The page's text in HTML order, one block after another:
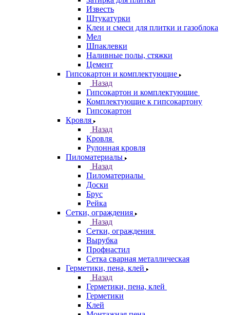
Известь
Штукатурки
Клеи и смеси для плитки и газоблока
Мел
Шпаклевки
Наливные полы, стяжки
Цемент
Гипсокартон и комплектующие
Назад
Гипсокартон и комплектующие
Комплектующие к гипсокартону
Гипсокартон
Кровля
Назад
Кровля
Рулонная кровля
Пиломатериалы
Назад
Пиломатериалы
Доски
Брус
Рейка
Сетки, ограждения
Назад
Сетки, ограждения
Вырубка
Профнастил
Сетка сварная металлическая
Герметики, пена, клей
Назад
Герметики, пена, клей
Герметики
Клей